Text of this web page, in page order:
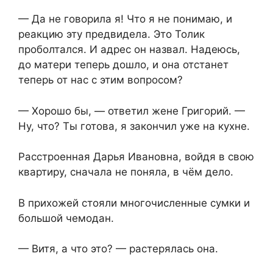
— Да не говорила я! Что я не понимаю, и
реакцию эту предвидела. Это Толик
проболтался. И адрес он назвал. Надеюсь,
до матери теперь дошло, и она отстанет
теперь от нас с этим вопросом?
— Хорошо бы, — ответил жене Григорий. —
Ну, что? Ты готова, я закончил уже на кухне.
Расстроенная Дарья Ивановна, войдя в свою
квартиру, сначала не поняла, в чём дело.
В прихожей стояли многочисленные сумки и
большой чемодан.
— Витя, а что это? — растерялась она.